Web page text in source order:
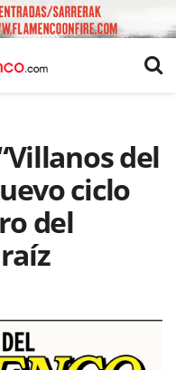
del
ciclo
del